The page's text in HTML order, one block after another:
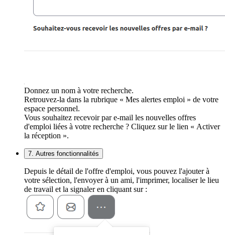
Donnez un nom à votre recherche.
Retrouvez-la dans la rubrique « Mes alertes emploi » de votre
espace personnel.
Vous souhaitez recevoir par e-mail les nouvelles offres
d'emploi liées à votre recherche ? Cliquez sur le lien « Activer
la réception ».
7. Autres fonctionnalités
Depuis le détail de l'offre d'emploi, vous pouvez l'ajouter à
votre sélection, l'envoyer à un ami, l'imprimer, localiser le lieu
de travail et la signaler en cliquant sur :